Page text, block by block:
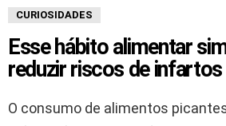
CURIOSIDADES
Esse hábito alimentar
reduzir riscos de infartos
O consumo de alimentos